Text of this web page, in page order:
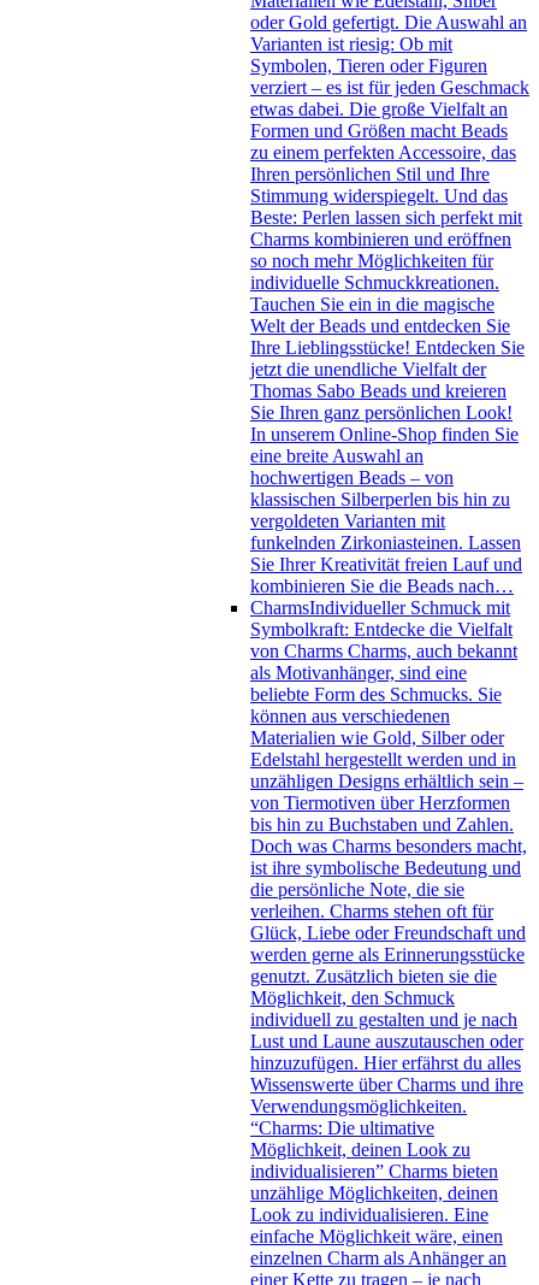
oder Gold gefertigt. Die Auswahl an
Varianten ist riesig: Ob mit
Symbolen, Tieren oder Figuren
verziert – es ist für jeden Geschmack
etwas dabei. Die große Vielfalt an
Formen und Größen macht Beads
zu einem perfekten Accessoire, das
Ihren persönlichen Stil und Ihre
Stimmung widerspiegelt. Und das
Beste: Perlen lassen sich perfekt mit
Charms kombinieren und eröffnen
so noch mehr Möglichkeiten für
individuelle Schmuckkreationen.
Tauchen Sie ein in die magische
Welt der Beads und entdecken Sie
Ihre Lieblingsstücke! Entdecken Sie
jetzt die unendliche Vielfalt der
Thomas Sabo Beads und kreieren
Sie Ihren ganz persönlichen Look!
In unserem Online-Shop finden Sie
eine breite Auswahl an
hochwertigen Beads – von
klassischen Silberperlen bis hin zu
vergoldeten Varianten mit
funkelnden Zirkoniasteinen. Lassen
Sie Ihrer Kreativität freien Lauf und
kombinieren Sie die Beads nach…
CharmsIndividueller Schmuck mit
Symbolkraft: Entdecke die Vielfalt
von Charms Charms, auch bekannt
als Motivanhänger, sind eine
beliebte Form des Schmucks. Sie
können aus verschiedenen
Materialien wie Gold, Silber oder
Edelstahl hergestellt werden und in
unzähligen Designs erhältlich sein –
von Tiermotiven über Herzformen
bis hin zu Buchstaben und Zahlen.
Doch was Charms besonders macht,
ist ihre symbolische Bedeutung und
die persönliche Note, die sie
verleihen. Charms stehen oft für
Glück, Liebe oder Freundschaft und
werden gerne als Erinnerungsstücke
genutzt. Zusätzlich bieten sie die
Möglichkeit, den Schmuck
individuell zu gestalten und je nach
Lust und Laune auszutauschen oder
hinzuzufügen. Hier erfährst du alles
Wissenswerte über Charms und ihre
Verwendungsmöglichkeiten.
“Charms: Die ultimative
Möglichkeit, deinen Look zu
individualisieren” Charms bieten
unzählige Möglichkeiten, deinen
Look zu individualisieren. Eine
einfache Möglichkeit wäre, einen
einzelnen Charm als Anhänger an
einer Kette zu tragen – je nach